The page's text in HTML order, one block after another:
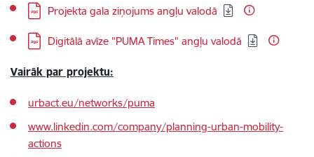
Lejupielādēt:
Projekta gala ziņojums angļu valodā
Lejupielādēt:
Digitālā avīze "PUMA Times" angļu valodā
Vairāk par projektu:
urbact.eu/networks/puma
www.linkedin.com/company/planning-urban-mobility-
actions